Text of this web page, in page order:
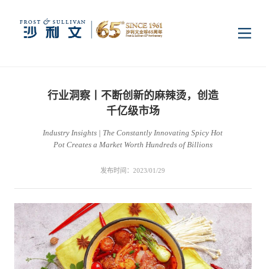
行业研究
市场动态
双碳新能源 医疗与生命科学
资本市场顾问服务
传媒中心
行业洞察丨不断创新的麻辣烫，创造
千亿级市场
Industry Insights | The Constantly Innovating Spicy Hot
Pot Creates a Market Worth Hundreds of Billions
发布时间：2023/01/29